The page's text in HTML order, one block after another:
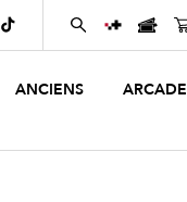

ANCIENS ARCADE